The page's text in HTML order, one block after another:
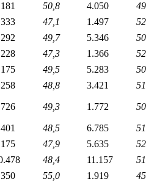
50,8 4.050
47,1 1.497
49,7 5.346
47,3 1.366
49,5 5.283
48,8 3.421
49,3 1.772
48,5 6.785
47,9 5.635
48,4 11.157
55,0 1.919